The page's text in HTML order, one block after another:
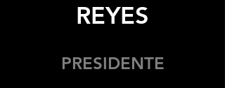
REYES
PRESIDENTE